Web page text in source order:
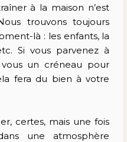
à la maison n’est
trouvons toujours
là : les enfants, la
Si vous parvenez à
un créneau pour
fera du bien à votre
certes, mais une fois
une atmosphère